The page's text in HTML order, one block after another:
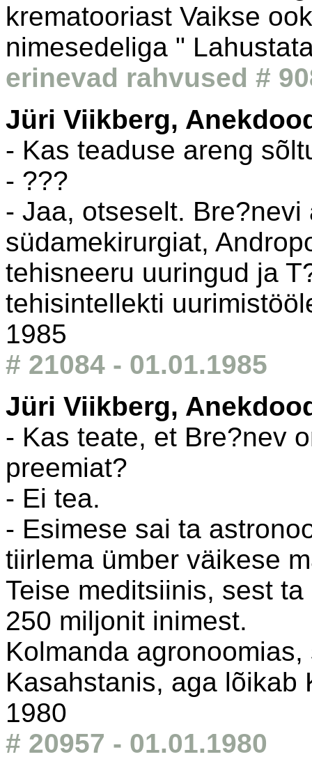
krematooriast Vaikse
nimesedeliga "
erinevad rahvused #
Jüri Viikberg,
- Kas teaduse areng
- ???
- Jaa, otseselt.
südamekirurgiat,
tehisneeru uuringud ja
tehisintellekti
1985
# 21084 - 01.01.1985
Jüri Viikberg,
- Kas teate, et Bre?nev
preemiat?
- Ei tea.
- Esimese sai ta
tiirlema ümber väikese
Teise meditsiinis, sest
250 miljonit inimest.
Kolmanda
Kasahstanis, aga lõikab
1980
# 20957 - 01.01.1980